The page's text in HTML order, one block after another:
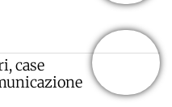
case